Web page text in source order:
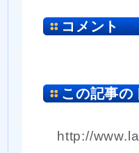
コメント
この記事の
http://